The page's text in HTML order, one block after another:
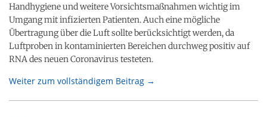
Handhygiene und weitere Vorsichtsmaßnahmen wichtig im
Umgang mit infizierten Patienten. Auch eine mögliche
Übertragung über die Luft sollte berücksichtigt werden, da
Luftproben in kontaminierten Bereichen durchweg positiv auf
RNA des neuen Coronavirus testeten.
Weiter zum vollständigem Beitrag →